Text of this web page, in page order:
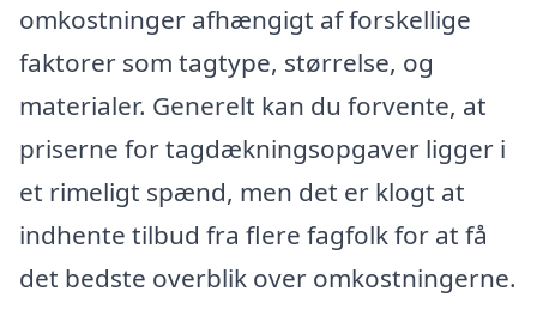
omkostninger afhængigt af forskellige
faktorer som tagtype, størrelse, og
materialer. Generelt kan du forvente, at
priserne for tagdækningsopgaver ligger i
et rimeligt spænd, men det er klogt at
indhente tilbud fra flere fagfolk for at få
det bedste overblik over omkostningerne.